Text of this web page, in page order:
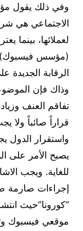
وفي ذلك يقول
الاجتماعي هي
لعملائها، بينما
(مؤسس فيسبوك)
الرقابة الجديدة
وذاك فإن
تفاقم العنف
قراراً صائباً ولا
واستقرار الدول
يصبح الأمر على
للغاية. ويجب
إجراءات صارمة
“كورونا”حيث
موقعي فيسبوك